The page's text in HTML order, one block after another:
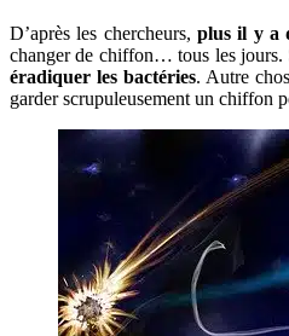
D’après les chercheurs, plus il y a
changer de chiffon… tous les jours.
éradiquer les bactéries. Autre
garder scrupuleusement un chiffon